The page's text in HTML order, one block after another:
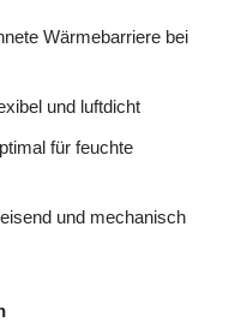
Wärmebarriere bei
und luftdicht
für feuchte
und mechanisch